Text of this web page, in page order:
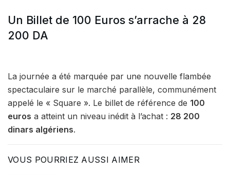
Un Billet de 100 Euros s’arrache à 28
200 DA
La journée a été marquée par une nouvelle flambée
spectaculaire sur le marché parallèle, communément
appelé le « Square ». Le billet de référence de 100
euros a atteint un niveau inédit à l’achat : 28 200
dinars algériens.
VOUS POURRIEZ AUSSI AIMER